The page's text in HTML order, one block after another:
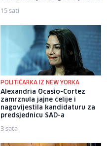
15 sati
POLITIČARKA IZ NEW YORKA
Alexandria Ocasio-Cortez
zamrznula jajne ćelije i
nagovijestila kandidaturu za
predsjednicu SAD-a
3 sata